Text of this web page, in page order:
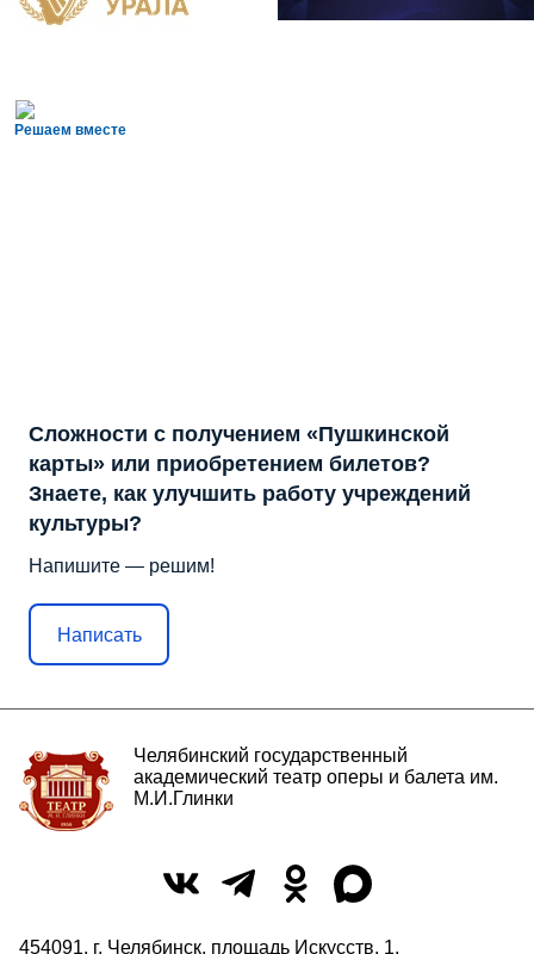
Решаем вместе
Сложности с получением «Пушкинской
карты» или приобретением билетов?
Знаете, как улучшить работу учреждений
культуры?
Напишите — решим!
Написать
Челябинский государственный
академический театр оперы и балета им.
М.И.Глинки
454091, г. Челябинск, площадь Искусств, 1,